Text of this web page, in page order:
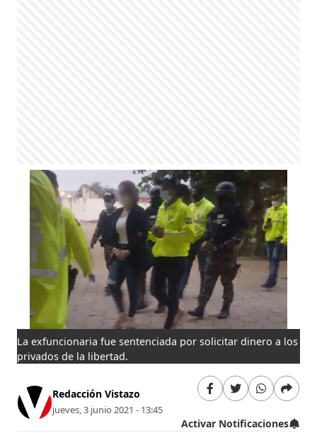
La exfuncionaria fue sentenciada por solicitar dinero a los
privados de la libertad.
Redacción Vistazo
jueves, 3 junio 2021 - 13:45
Activar Notificaciones